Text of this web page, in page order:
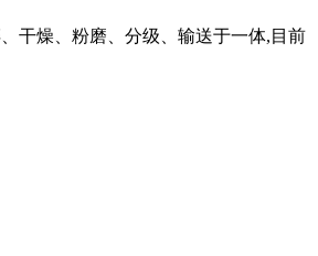
干燥、粉磨、分级、输送于一体,目前